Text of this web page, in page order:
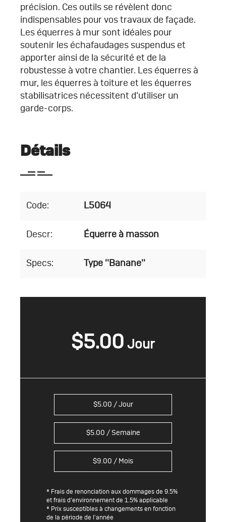
précision. Ces outils se révèlent donc
indispensables pour vos travaux de façade.
Les équerres à mur sont idéales pour
soutenir les échafaudages suspendus et
apporter ainsi de la sécurité et de la
robustesse à votre chantier. Les équerres à
mur, les équerres à toiture et les équerres
stabilisatrices nécessitent d’utiliser un
garde-corps.
Détails
Code: L5064
Descr: Équerre à masson
Specs: Type ''Banane''
$5.00
$5.00 / Jour
$5.00 / Semaine
$9.00 / Mois
* Frais de renonciation aux dommages de 9.5%
et frais d’environnement de 1.5% applicable
* Prix susceptibles à changements en fonction
de la période de l'année